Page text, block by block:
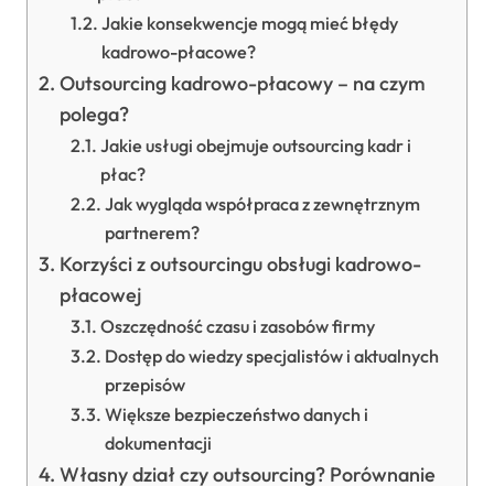
Jakie konsekwencje mogą mieć błędy
kadrowo-płacowe?
Outsourcing kadrowo-płacowy – na czym
polega?
Jakie usługi obejmuje outsourcing kadr i
płac?
Jak wygląda współpraca z zewnętrznym
partnerem?
Korzyści z outsourcingu obsługi kadrowo-
płacowej
Oszczędność czasu i zasobów firmy
Dostęp do wiedzy specjalistów i aktualnych
przepisów
Większe bezpieczeństwo danych i
dokumentacji
Własny dział czy outsourcing? Porównanie